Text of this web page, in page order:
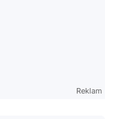
Reklam